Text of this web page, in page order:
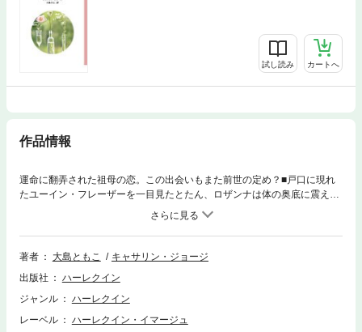
試し読み カートへ
作品情報
運命に翻弄された祖母の恋。この出会いもまた前世の定め？■戸口に現れ
たユーイン・フレーザーを一目見たとたん、ロザンナは体の奥底に震えが
走った。初めて会った見知らぬ人なのに、なぜ……。ユーインもまた、驚
きの表情をあらわにしている。でもそれは、ロザンナが祖母のローズに生
き写しだったからだ。祖母はかつて第一次大戦下の戦場に看護婦として赴
き、少尉だった彼の大伯父のハリーと恋に落ちた。そのいきさつは、残さ
小説を書いたユーインは、次作で戦下の二人を描く調査のためにロザンナ
の家を訪れたのだ。彼はただ、わたしの中にローズの面影を探しているだ
ってわたしには、デイヴィッドがいるのだから。ハンサムで前途有望な医
著者 大島ともこ
キャサリン・ジョージ
出版社
ハーレクイン
ジャンル
ハーレクイン
レーベル
ハーレクイン・イマージュ